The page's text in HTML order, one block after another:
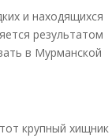
и находящихся
результатом
в Мурманской
крупный хищник